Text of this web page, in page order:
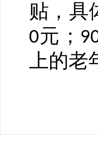
贴，具
0元；
上的老